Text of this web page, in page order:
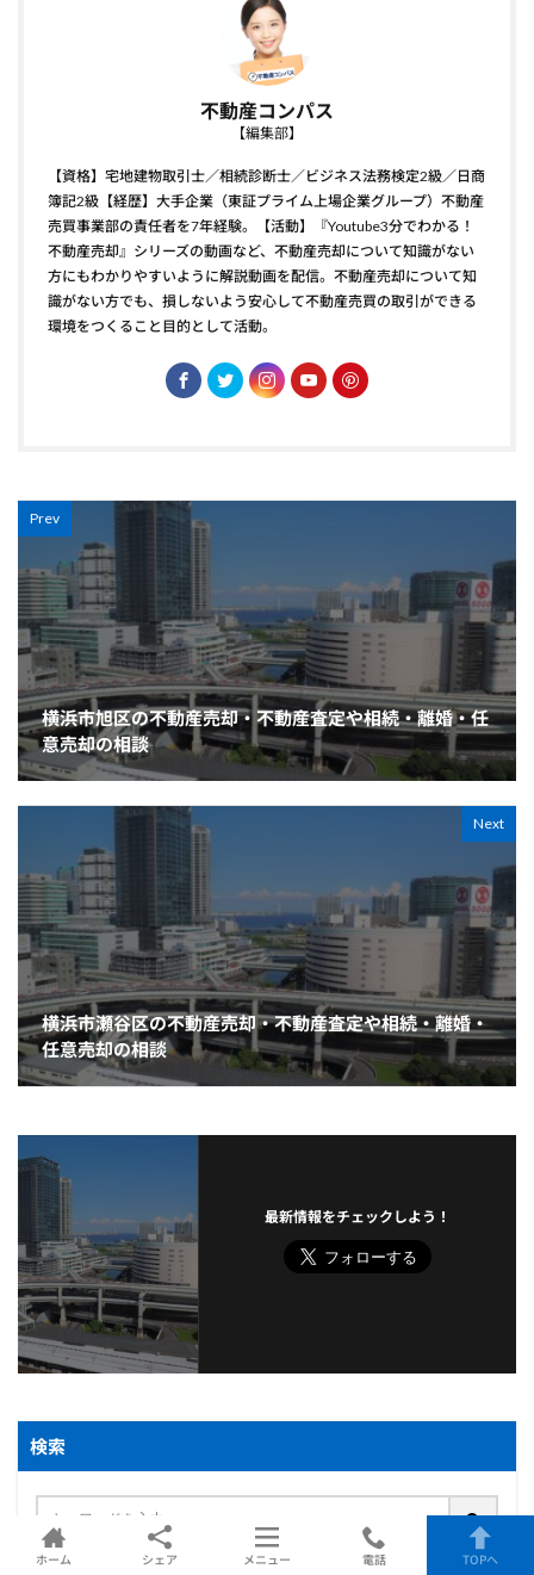
不動産コンパス
【編集部】
【資格】宅地建物取引士／相続診断士／ビジネス法務検定2級／日商
簿記2級【経歴】大手企業（東証プライム上場企業グループ）不動産
売買事業部の責任者を7年経験。【活動】『Youtube3分でわかる！
不動産売却』シリーズの動画など、不動産売却について知識がない
方にもわかりやすいように解説動画を配信。不動産売却について知
識がない方でも、損しないよう安心して不動産売買の取引ができる
環境をつくること目的として活動。
Prev
横浜市旭区の不動産売却・不動産査定や相続・離婚・任
意売却の相談
Next
横浜市瀬谷区の不動産売却・不動産査定や相続・離婚・
任意売却の相談
最新情報をチェックしよう！
検索
不動産売却 相続不動産 離婚・財産分与 任意売却 不動産投資
ホーム シェア メニュー 電話 TOPへ